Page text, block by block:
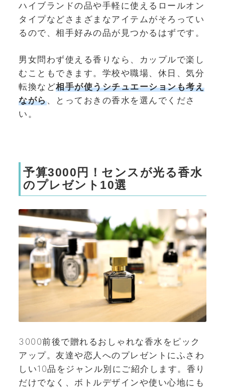
ハイブランドの品や手軽に使えるロールオン
タイプなどさまざまなアイテムがそろってい
るので、相手好みの品が見つかるはずです。
男女問わず使える香りなら、カップルで楽し
むこともできます。学校や職場、休日、気分
転換など相手が使うシチュエーションも考え
ながら、とっておきの香水を選んでくださ
い。
予算3000円！センスが光る香水
のプレゼント10選
3000前後で贈れるおしゃれな香水をピック
アップ。友達や恋人へのプレゼントにふさわ
しい10品をジャンル別にご紹介します。香り
だけでなく、ボトルデザインや使い心地にも